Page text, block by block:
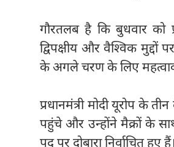
गौरतलब है कि बुधवार को
द्विपक्षीय और वैश्विक मुद्दों
के अगले चरण के लिए
प्रधानमंत्री मोदी यूरोप के
पहुंचे और उन्होंने मैक्रों के
पद पर दोबारा निर्वाचित हुए